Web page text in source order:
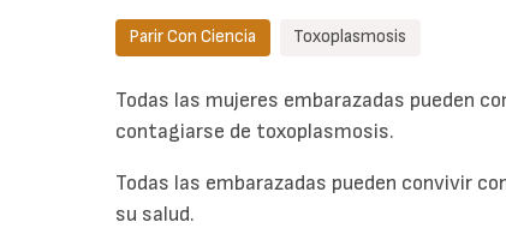
Parir Con Ciencia Toxoplasmosis
Todas las mujeres embarazadas pueden
contagiarse de toxoplasmosis.
Todas las embarazadas pueden convivir
su salud.